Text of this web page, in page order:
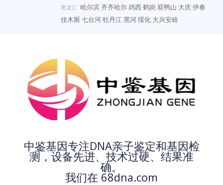
黑龙江 哈尔滨齐齐哈尔鸡西鹤岗 双鸭山 大庆伊春
佳木斯七台河牡丹江黑河绥化 大兴安岭
中鉴基因专注DNA亲子鉴定和基因检
测，设备先进、技术过硬、结果准
确。
我们在 68dna.com